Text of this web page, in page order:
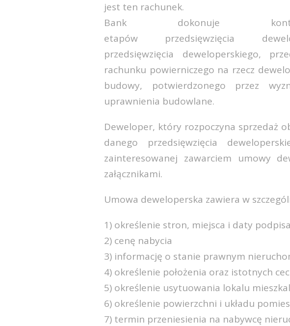
jest ten rachunek.
Bank dokonuje
etapów przedsięwzięcia
przedsięwzięcia deweloperskiego,
rachunku powierniczego na rzecz
budowy, potwierdzonego przez
uprawnienia budowlane.
Deweloper, który rozpoczyna sprzedaż
danego przedsięwzięcia
zainteresowanej zawarciem umowy
załącznikami.
Umowa deweloperska zawiera w
1) określenie stron, miejsca i daty
2) cenę nabycia
3) informację o stanie prawnym
4) określenie położenia oraz istotnych
5) określenie usytuowania lokalu
6) określenie powierzchni i układu
7) termin przeniesienia na nabywcę